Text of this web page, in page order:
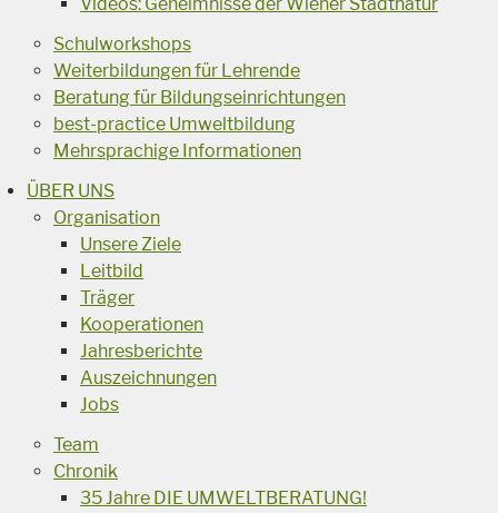
Schulworkshops
Weiterbildungen für Lehrende
Beratung für Bildungseinrichtungen
best-practice Umweltbildung
Mehrsprachige Informationen
ÜBER UNS
Organisation
Unsere Ziele
Leitbild
Träger
Kooperationen
Jahresberichte
Auszeichnungen
Jobs
Team
Chronik
35 Jahre DIE UMWELTBERATUNG!